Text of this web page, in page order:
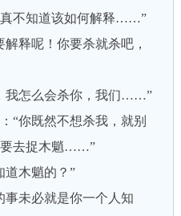
不知道该如何解释……”
释呢！你要杀就杀吧，
怎么会杀你，我们……”
你既然不想杀我，就别
要去捉木魈……”
木魈的？”
未必就是你一个人知